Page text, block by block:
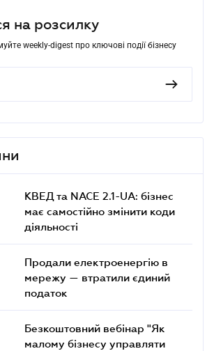
на розсилку
weekly-digest про ключові події бізнесу
КВЕД та NACE 2.1-UA: бізнес
має самостійно змінити коди
діяльності
Продали електроенергію в
мережу — втратили єдиний
податок
Безкоштовний вебінар "Як
малому бізнесу управляти